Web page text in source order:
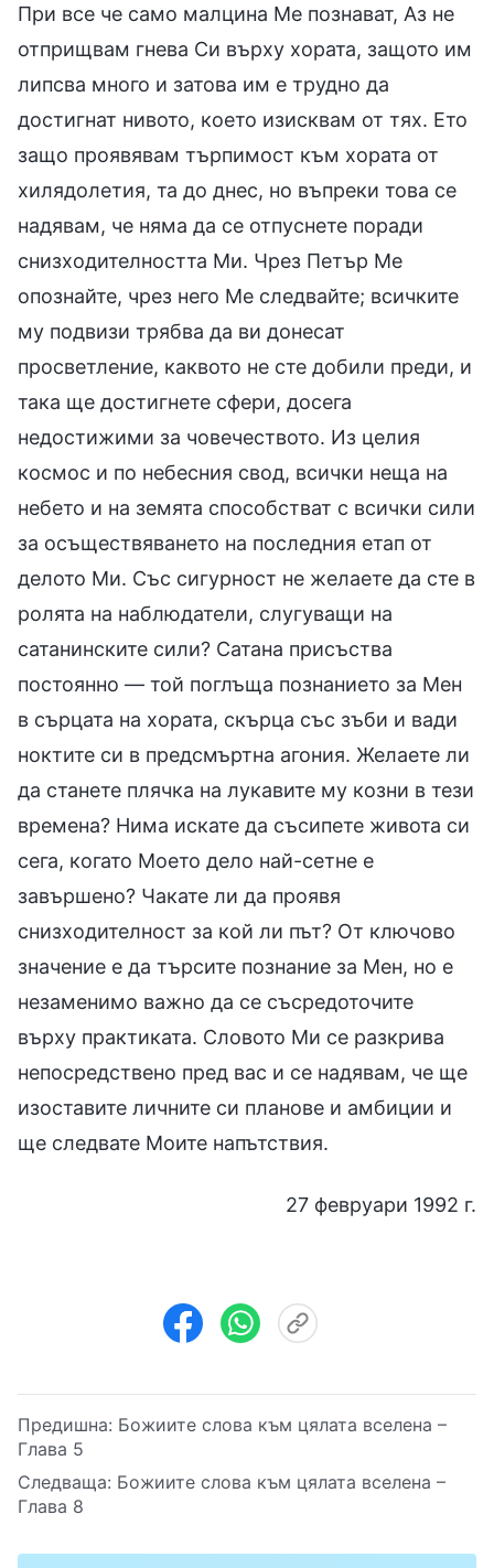
При все че само малцина Ме познават, Аз не
отприщвам гнева Си върху хората, защото им
липсва много и затова им е трудно да
достигнат нивото, което изисквам от тях. Ето
защо проявявам търпимост към хората от
хилядолетия, та до днес, но въпреки това се
надявам, че няма да се отпуснете поради
снизходителността Ми. Чрез Петър Ме
опознайте, чрез него Ме следвайте; всичките
му подвизи трябва да ви донесат
просветление, каквото не сте добили преди, и
така ще достигнете сфери, досега
недостижими за човечеството. Из целия
космос и по небесния свод, всички неща на
небето и на земята способстват с всички сили
за осъществяването на последния етап от
делото Ми. Със сигурност не желаете да сте в
ролята на наблюдатели, слугуващи на
сатанинските сили? Сатана присъства
постоянно — той поглъща познанието за Мен
в сърцата на хората, скърца със зъби и вади
ноктите си в предсмъртна агония. Желаете ли
да станете плячка на лукавите му козни в тези
времена? Нима искате да съсипете живота си
сега, когато Моето дело най-сетне е
завършено? Чакате ли да проявя
снизходителност за кой ли път? От ключово
значение е да търсите познание за Мен, но е
незаменимо важно да се съсредоточите
върху практиката. Словото Ми се разкрива
непосредствено пред вас и се надявам, че ще
изоставите личните си планове и амбиции и
ще следвате Моите напътствия.
27 февруари 1992 г.
Предишна: Божиите слова към цялата вселена –
Глава 5
Следваща: Божиите слова към цялата вселена –
Глава 8